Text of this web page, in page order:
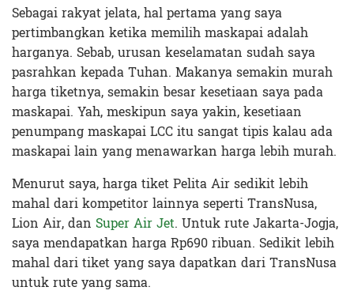
Sebagai rakyat jelata, hal pertama yang saya
pertimbangkan ketika memilih maskapai adalah
harganya. Sebab, urusan keselamatan sudah saya
pasrahkan kepada Tuhan. Makanya semakin murah
harga tiketnya, semakin besar kesetiaan saya pada
maskapai. Yah, meskipun saya yakin, kesetiaan
penumpang maskapai LCC itu sangat tipis kalau ada
maskapai lain yang menawarkan harga lebih murah.
Menurut saya, harga tiket Pelita Air sedikit lebih
mahal dari kompetitor lainnya seperti TransNusa,
Lion Air, dan Super Air Jet. Untuk rute Jakarta-Jogja,
saya mendapatkan harga Rp690 ribuan. Sedikit lebih
mahal dari tiket yang saya dapatkan dari TransNusa
untuk rute yang sama.